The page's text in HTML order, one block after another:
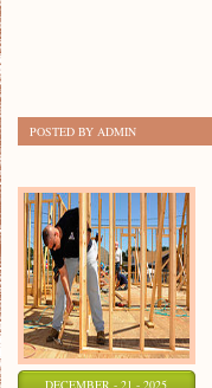
POSTED BY ADMIN
DECEMBER - 21 - 2025